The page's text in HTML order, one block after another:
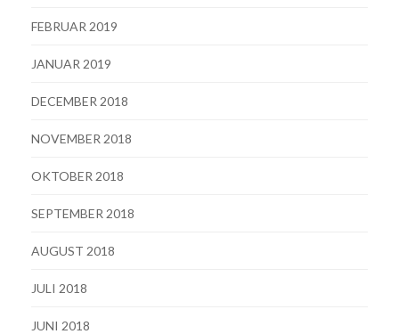
FEBRUAR 2019
JANUAR 2019
DECEMBER 2018
NOVEMBER 2018
OKTOBER 2018
SEPTEMBER 2018
AUGUST 2018
JULI 2018
JUNI 2018